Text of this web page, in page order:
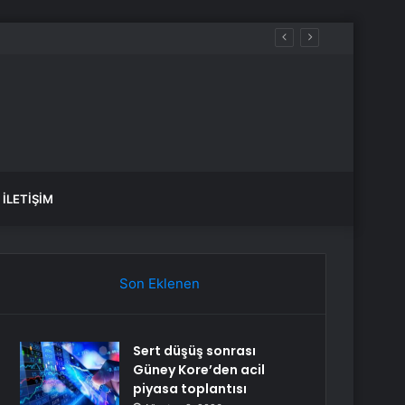
İLETIŞIM
Son Eklenen
Sert düşüş sonrası
Güney Kore’den acil
piyasa toplantısı